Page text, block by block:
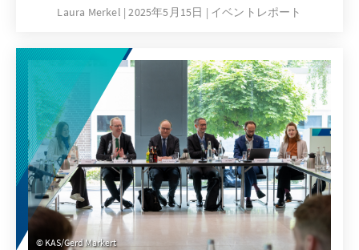
sächsischen Industrie und das Leben von
wurden. Nach dem Mittagessen stellte Pascal
Anselmi das Konzept der Kulturhauptstadt
vor. Ein weiterer Höhepunkt war der Besuch
des Kaßberg-Gefängnismuseums, das die
Geschichte des Gefängnisses in
verschiedenen Zeitepochen beleuchtet. Zum
Schlus folgte eine Stadtführung mit Peter
Patt, der wichtige Sehenswürdigkeiten wie
das alte Rathaus und den Karl-Marx-Kopf
zeigte.
Laura Merkel 2025年5月15日 イベントレポート
KAS/Gerd Markert